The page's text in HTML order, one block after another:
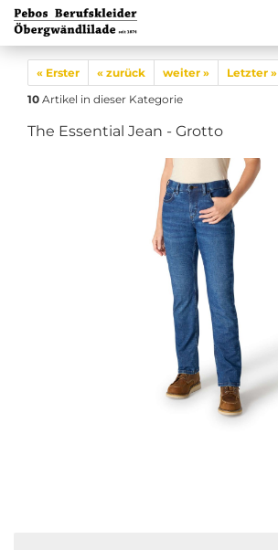
« Erster « zurück weiter »
Letzter »
10 Artikel in dieser Kategorie
The Essential Jean - Grotto